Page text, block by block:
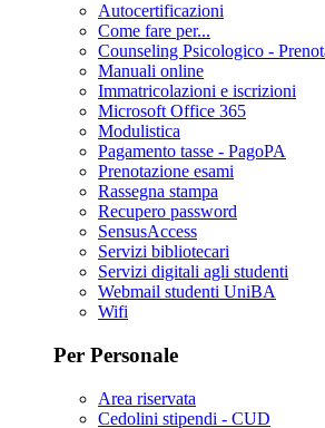
Autocertificazioni
Come fare per...
Counseling Psicologico -
Manuali online
Immatricolazioni e iscrizioni
Microsoft Office 365
Modulistica
Pagamento tasse - PagoPA
Prenotazione esami
Rassegna stampa
Recupero password
SensusAccess
Servizi bibliotecari
Servizi digitali agli studenti
Webmail studenti UniBA
Wifi
Per Personale
Area riservata
Cedolini stipendi - CUD